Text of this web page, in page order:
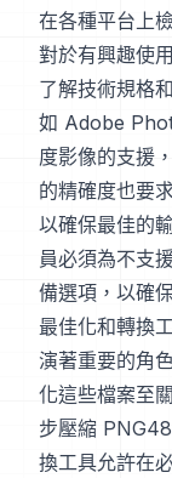
在各種平台上
對於有興趣使
了解技術規格
如 Adobe
度影像的支援
的精確度也要
以確保最佳的
員必須為不支
備選項，以確
最佳化和轉換
演著重要的角
化這些檔案至
步壓縮
換工具允許在